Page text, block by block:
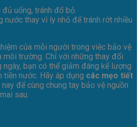
uống, tránh đổ bỏ.
nước thay vì ly nhỏ để tránh rớt nhiều
của mỗi người trong việc bảo vệ
môi trường. Chỉ với những thay đổi
ngày, bạn có thể giảm đáng kể lượng
nước. Hãy áp dụng các mẹo tiết
để cùng chung tay bảo vệ nguồn
sau.